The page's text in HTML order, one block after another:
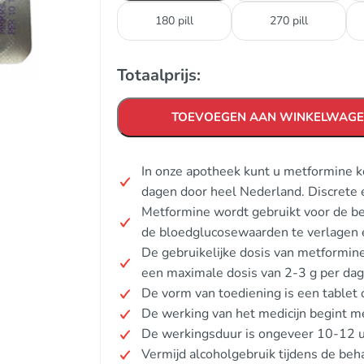
180 pill 270 pill
Totaalprijs:
TOEVOEGEN AAN
In onze apotheek kunt u metformine
dagen door heel Nederland. Discrete
Metformine wordt gebruikt voor de
de bloedglucosewaarden te
De gebruikelijke dosis van
een maximale dosis van 2-3 g per
De vorm van toediening is een tablet
De werking van het medicijn begint
De werkingsduur is ongeveer 10-12
Vermijd alcoholgebruik tijdens de